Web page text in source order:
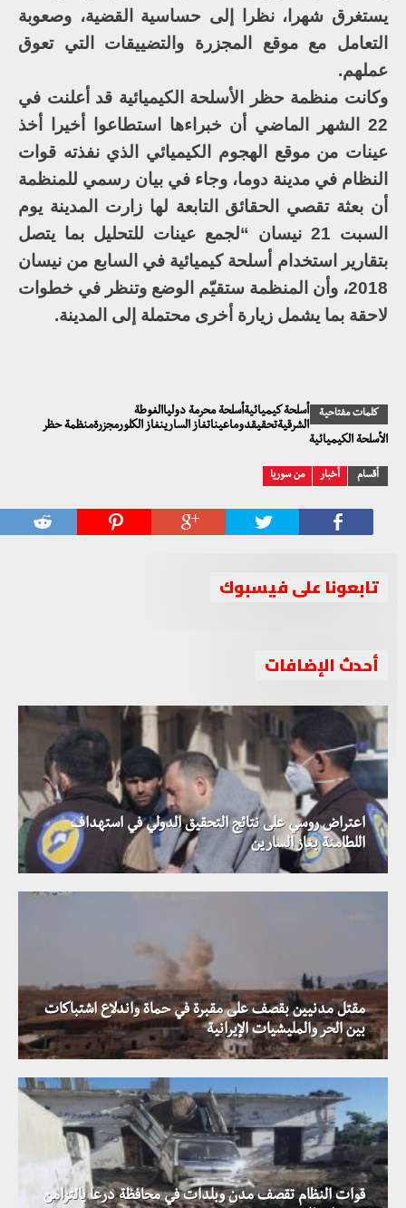
يستغرق شهرا، نظرا إلى حساسية القضية، وصعوبة
التعامل مع موقع المجزرة والتضييقات التي تعوق
عملهم.
وكانت منظمة حظر الأسلحة الكيميائية قد أعلنت في
22 الشهر الماضي أن خبراءها استطاعوا أخيرا أخذ
عينات من موقع الهجوم الكيميائي الذي نفذته قوات
النظام في مدينة دوما، وجاء في بيان رسمي للمنظمة
أن بعثة تقصي الحقائق التابعة لها زارت المدينة يوم
السبت 21 نيسان “لجمع عينات للتحليل بما يتصل
بتقارير استخدام أسلحة كيميائية في السابع من نيسان
2018، وأن المنظمة ستقيّم الوضع وتنظر في خطوات
لاحقة بما يشمل زيارة أخرى محتملة إلى المدينة.
كلمات مفتاحية
أسلحة كيميائيةأسلحة محرمة دولياالغوطة
الشرقيةتحقيقدوماعيناتغاز السارينغاز الكلورمجزرةمنظمة حظر
الأسلحة الكيميائية
أقسام أخبار من سوريا
تابعونا على فيسبوك
أحدث الإضافات
اعتراض روسي على نتائج التحقيق الدولي في استهداف
اللطامنة بغاز السارين
مقتل مدنيين بقصف على مقبرة في حماة واندلاع اشتباكات
بين الحر والمليشيات الإيرانية
قوات النظام تقصف مدن وبلدات في محافظة درعا بالتزامن